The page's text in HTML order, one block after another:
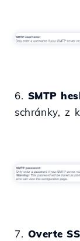
6. SMTP
schránky, z
7. Overte